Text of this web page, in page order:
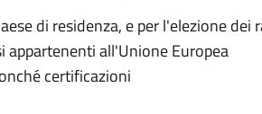
di residenza, e per l'elezione
all'Unione Europea
certificazioni